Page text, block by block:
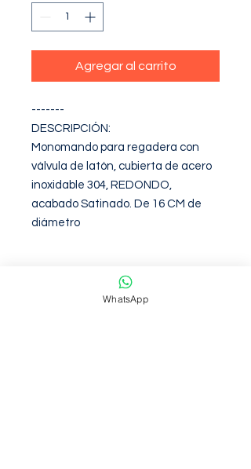
Agregar al carrito
-------
DESCRIPCIÓN:
Monomando para regadera con
válvula de latón, cubierta de acero
inoxidable 304, REDONDO,
acabado Satinado. De 16 CM de
diámetro
Garantia de 12 Meses contra
defectos de fabirca
WhatsApp